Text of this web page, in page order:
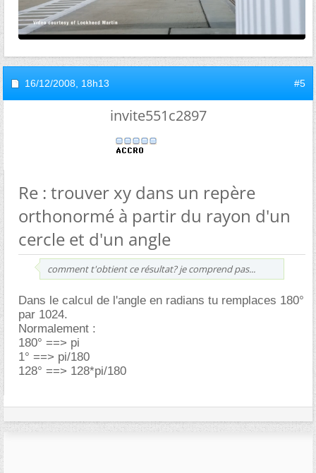
16/12/2008, 18h13 #5
invite551c2897
Re : trouver xy dans un repère
orthonormé à partir du rayon d'un
cercle et d'un angle
comment t'obtient ce résultat? je comprend pas...
Dans le calcul de l'angle en radians tu remplaces 180°
par 1024.
Normalement :
180° ==> pi
1° ==> pi/180
128° ==> 128*pi/180